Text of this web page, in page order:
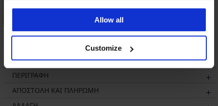
Allow all
Customize
Κάτω μέρος μαγιό
Auralux
ΠΕΡΙΓΡΑΦΗ
ΑΠΟΣΤΟΛΗ ΚΑΙ ΠΛΗΡΩΜΗ